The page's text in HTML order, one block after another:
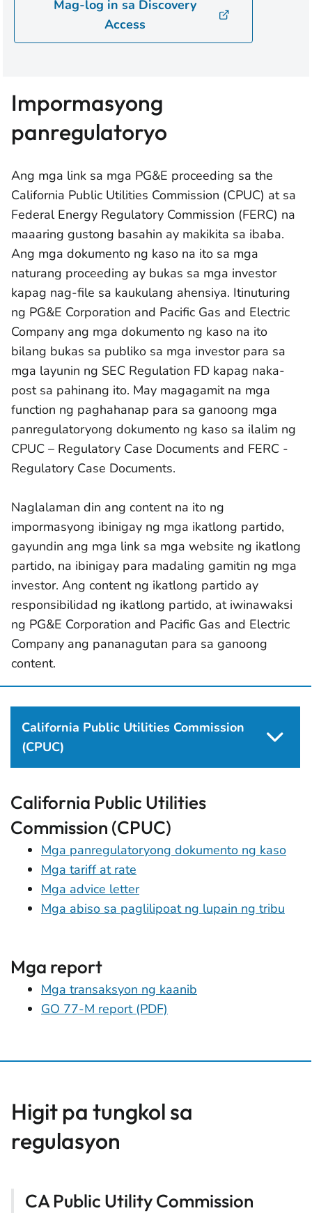
Mag-log in sa Discovery
Access
Impormasyong
panregulatoryo
Ang mga link sa mga PG&E proceeding sa the
California Public Utilities Commission (CPUC) at sa
Federal Energy Regulatory Commission (FERC) na
maaaring gustong basahin ay makikita sa ibaba.
Ang mga dokumento ng kaso na ito sa mga
naturang proceeding ay bukas sa mga investor
kapag nag-file sa kaukulang ahensiya. Itinuturing
ng PG&E Corporation and Pacific Gas and Electric
Company ang mga dokumento ng kaso na ito
bilang bukas sa publiko sa mga investor para sa
mga layunin ng SEC Regulation FD kapag naka-
post sa pahinang ito. May magagamit na mga
function ng paghahanap para sa ganoong mga
panregulatoryong dokumento ng kaso sa ilalim ng
CPUC – Regulatory Case Documents and FERC -
Regulatory Case Documents.
Naglalaman din ang content na ito ng
impormasyong ibinigay ng mga ikatlong partido,
gayundin ang mga link sa mga website ng ikatlong
partido, na ibinigay para madaling gamitin ng mga
investor. Ang content ng ikatlong partido ay
responsibilidad ng ikatlong partido, at iwinawaksi
ng PG&E Corporation and Pacific Gas and Electric
Company ang pananagutan para sa ganoong
content.
California Public Utilities Commission
(CPUC)
California Public Utilities
Commission (CPUC)
Mga panregulatoryong dokumento ng kaso
Mga tariff at rate
Mga advice letter
Mga abiso sa paglilipoat ng lupain ng tribu
Mga report
Mga transaksyon ng kaanib
GO 77-M report (PDF)
Higit pa tungkol sa
regulasyon
CA Public Utility Commission